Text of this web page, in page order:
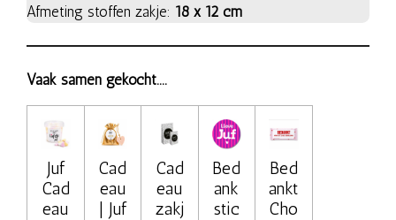
Afmeting stoffen zakje: 18 x 12 cm
Vaak samen gekocht....
Juf
Cad
eau
Cad
eau
| Juf
Cad
eau
zakj
Bed
ank
stic
Bed
ankt
Cho